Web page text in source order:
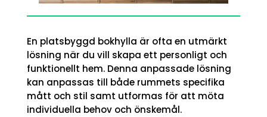
En platsbyggd bokhylla är ofta en utmärkt
lösning när du vill skapa ett personligt och
funktionellt hem. Denna anpassade lösning
kan anpassas till både rummets specifika
mått och stil samt utformas för att möta
individuella behov och önskemål.